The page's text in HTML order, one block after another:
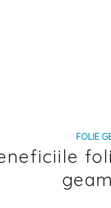
FOLIE